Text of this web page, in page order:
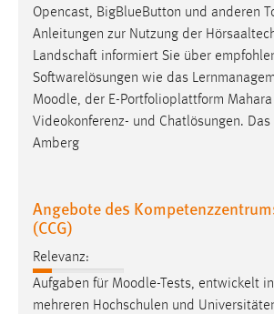
Opencast, BigBlueButton und anderen
Anleitungen zur Nutzung der
Landschaft informiert Sie über
Softwarelösungen wie das
Moodle, der E-Portfolioplattform
Videokonferenz- und Chatlösungen.
Amberg
Angebote des
(CCG)
Relevanz:
Aufgaben für Moodle-Tests, entwickelt
mehreren Hochschulen und